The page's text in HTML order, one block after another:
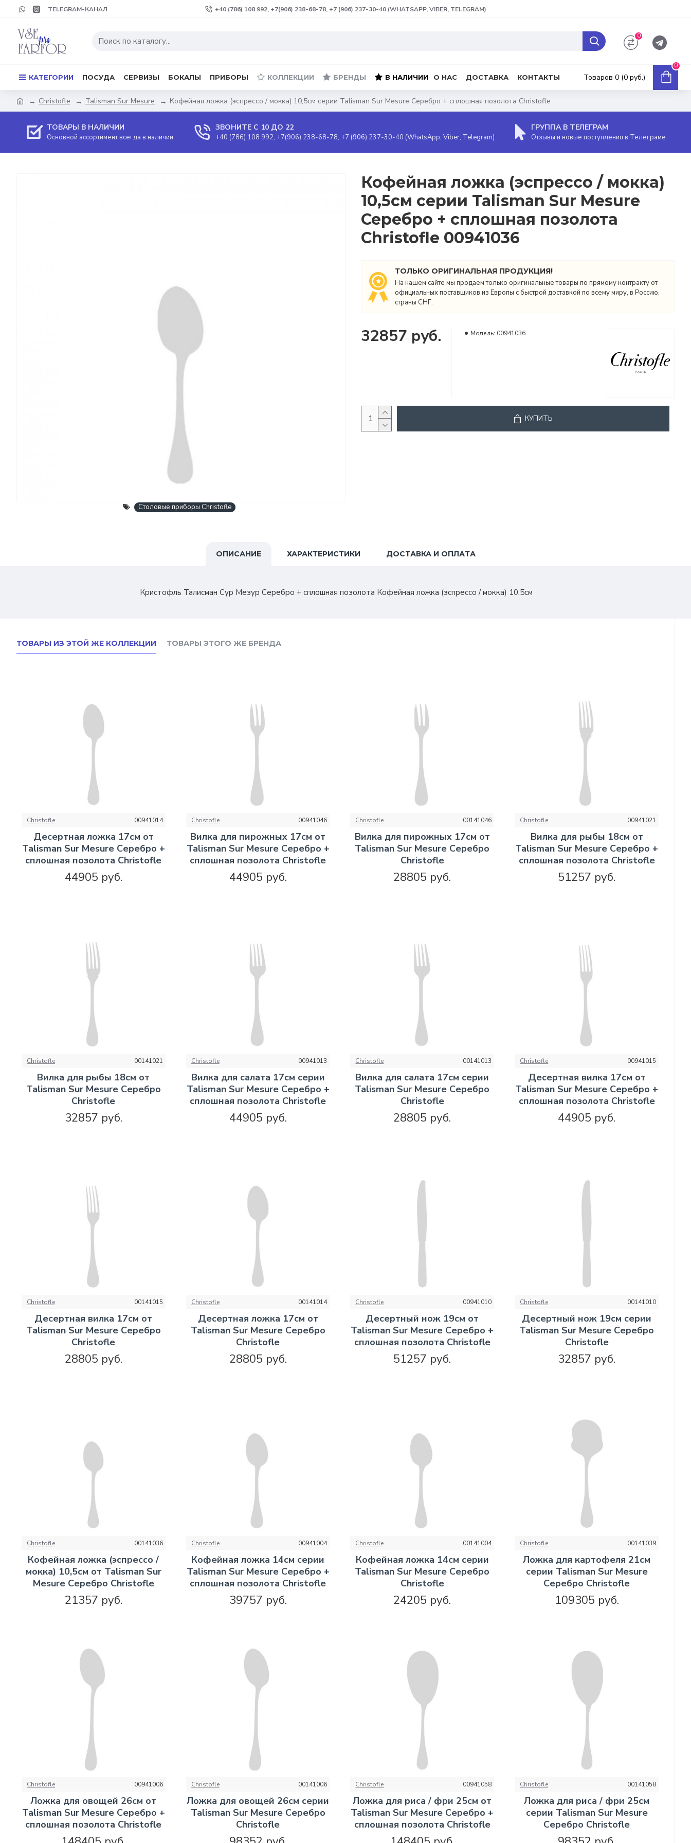
TELEGRAM-КАНАЛ +40 (786) 108 992, +7(906) 238-68-78, +7 (906) 237-30-40 (WHATSAPP, VIBER, TELEGRAM)
0
КАТЕГОРИИ ПОСУДА СЕРВИЗЫ БОКАЛЫ ПРИБОРЫ КОЛЛЕКЦИИ БРЕНДЫ В НАЛИЧИИ О НАС ДОСТАВКА КОНТАКТЫ Товаров 0 (0 руб.)
0
Christofle Talisman Sur Mesure Кофейная ложка (эспрессо / мокка) 10,5см серии Talisman Sur Mesure Серебро + сплошная позолота Christofle
ТОВАРЫ В НАЛИЧИИ
Основной ассортимент всегда в наличии
ЗВОНИТЕ С 10 ДО 22
+40 (786) 108 992, +7(906) 238-68-78, +7 (906) 237-30-40 (WhatsApp, Viber, Telegram)
ГРУППА В ТЕЛЕГРАМ
Отзывы и новые поступления в Телеграме
Столовые приборы Christofle
Кофейная ложка (эспрессо / мокка)
10,5см серии Talisman Sur Mesure
Серебро + сплошная позолота
Christofle 00941036
ТОЛЬКО ОРИГИНАЛЬНАЯ ПРОДУКЦИЯ!
На нашем сайте мы продаем только оригинальные товары по прямому контракту от
официальных поставщиков из Европы с быстрой доставкой по всему миру, в Россию,
страны СНГ.
32857 руб. Модель: 00941036
КУПИТЬ
ОПИСАНИЕ ХАРАКТЕРИСТИКИ ДОСТАВКА И ОПЛАТА
Кристофль Талисман Сур Мезур Серебро + сплошная позолота Кофейная ложка (эспрессо / мокка) 10,5см
ТОВАРЫ ИЗ ЭТОЙ ЖЕ КОЛЛЕКЦИИ ТОВАРЫ ЭТОГО ЖЕ БРЕНДА
Christofle 00941014
Десертная ложка 17см от
Talisman Sur Mesure Серебро +
сплошная позолота Christofle
44905 руб.
Christofle 00941046
Вилка для пирожных 17см от
Talisman Sur Mesure Серебро +
сплошная позолота Christofle
44905 руб.
Christofle 00141046
Вилка для пирожных 17см от
Talisman Sur Mesure Серебро
Christofle
28805 руб.
Christofle 00941021
Вилка для рыбы 18см от
Talisman Sur Mesure Серебро +
сплошная позолота Christofle
51257 руб.
Christofle 00141021
Вилка для рыбы 18см от
Talisman Sur Mesure Серебро
Christofle
32857 руб.
Christofle 00941013
Вилка для салата 17см серии
Talisman Sur Mesure Серебро +
сплошная позолота Christofle
44905 руб.
Christofle 00141013
Вилка для салата 17см серии
Talisman Sur Mesure Серебро
Christofle
28805 руб.
Christofle 00941015
Десертная вилка 17см от
Talisman Sur Mesure Серебро +
сплошная позолота Christofle
44905 руб.
Christofle 00141015
Десертная вилка 17см от
Talisman Sur Mesure Серебро
Christofle
28805 руб.
Christofle 00141014
Десертная ложка 17см от
Talisman Sur Mesure Серебро
Christofle
28805 руб.
Christofle 00941010
Десертный нож 19см от
Talisman Sur Mesure Серебро +
сплошная позолота Christofle
51257 руб.
Christofle 00141010
Десертный нож 19см серии
Talisman Sur Mesure Серебро
Christofle
32857 руб.
Christofle 00141036
Кофейная ложка (эспрессо /
мокка) 10,5см от Talisman Sur
Mesure Серебро Christofle
21357 руб.
Christofle 00941004
Кофейная ложка 14см серии
Talisman Sur Mesure Серебро +
сплошная позолота Christofle
39757 руб.
Christofle 00141004
Кофейная ложка 14см серии
Talisman Sur Mesure Серебро
Christofle
24205 руб.
Christofle 00141039
Ложка для картофеля 21см
серии Talisman Sur Mesure
Серебро Christofle
109305 руб.
Christofle 00941006
Ложка для овощей 26см от
Talisman Sur Mesure Серебро +
сплошная позолота Christofle
Christofle 00141006
Ложка для овощей 26см серии
Talisman Sur Mesure Серебро
Christofle
Christofle 00941058
Ложка для риса / фри 25см от
Talisman Sur Mesure Серебро +
сплошная позолота Christofle
Christofle 00141058
Ложка для риса / фри 25см
серии Talisman Sur Mesure
Серебро Christofle